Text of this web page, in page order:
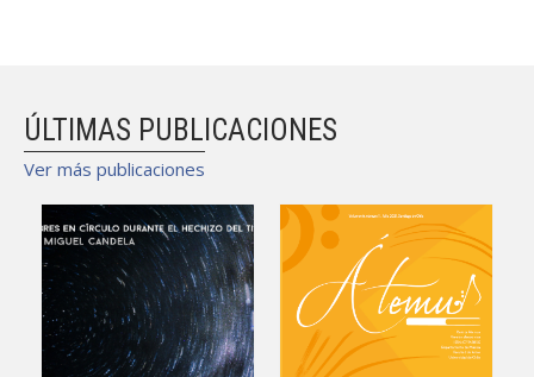
ÚLTIMAS PUBLICACIONES
Ver más publicaciones